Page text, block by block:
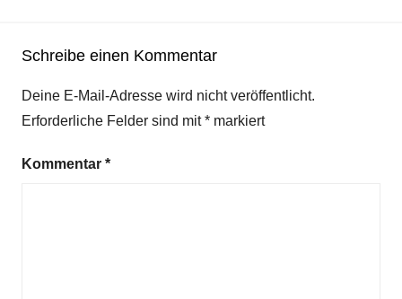
Schreibe einen Kommentar
Deine E-Mail-Adresse wird nicht veröffentlicht.
Erforderliche Felder sind mit* markiert
Kommentar *